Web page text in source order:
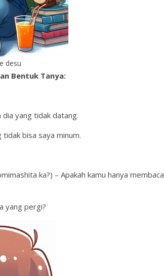
desu
Bentuk Tanya:
yang tidak datang.
bisa saya minum.
ka?) – Apakah kamu hanya membaca
yang pergi?